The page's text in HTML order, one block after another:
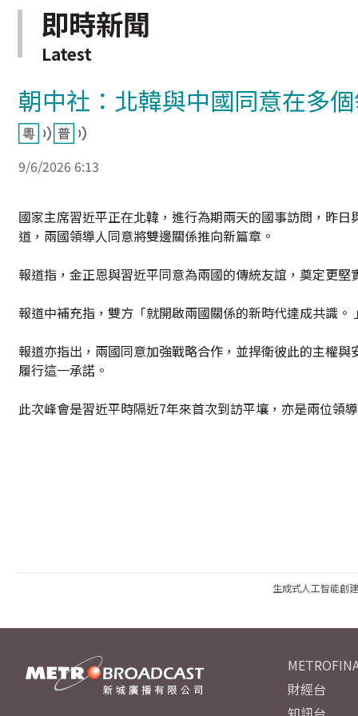
即時新聞
Latest
朝中社：北韓與中國同意在多
9/6/2026 6:13
國家主席習近平正在北韓，進行為期兩天的國事訪問，昨
道，兩國領導人同意將雙邊關係推向新篇章。
報道指，金正恩與習近平同意為兩國的傳統友誼，奠定更
報道中補充指，雙方「就開啟兩國關係的新時代達成共識。
報道亦指出，兩國同意加強戰略合作，並捍衛彼此的主權
履行這一承諾。
此次峰會是習近平時隔近7年來首次到訪平壤，亦是兩位領
生成式人工智能創
財經台